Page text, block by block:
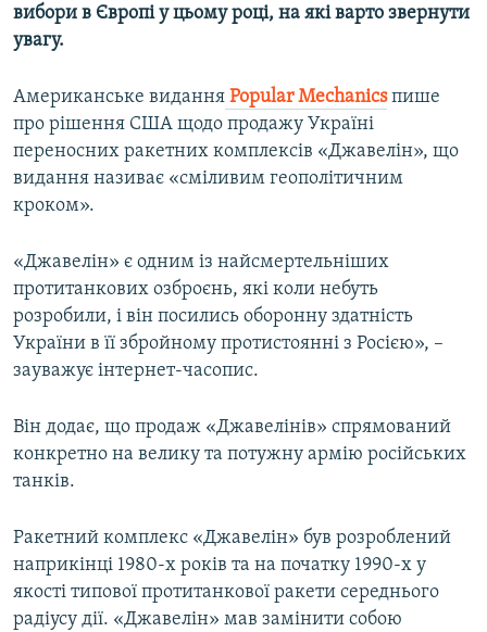
вибори в Європі у цьому році, на які варто звернути
увагу.
Американське видання Popular Mechanicsпише
про рішення США щодо продажу Україні
переносних ракетних комплексів «Джавелін», що
видання називає «сміливим геополітичним
кроком».
«Джавелін» є одним із найсмертельніших
протитанкових озброєнь, які коли небуть
розробили, і він посились оборонну здатність
України в її збройному протистоянні з Росією», –
зауважує інтернет-часопис.
Він додає, що продаж «Джавелінів» спрямований
конкретно на велику та потужну армію російських
танків.
Ракетний комплекс «Джавелін» був розроблений
наприкінці 1980-х років та на початку 1990-х у
якості типової протитанкової ракети середнього
радіусу дії. «Джавелін» мав замінити собою